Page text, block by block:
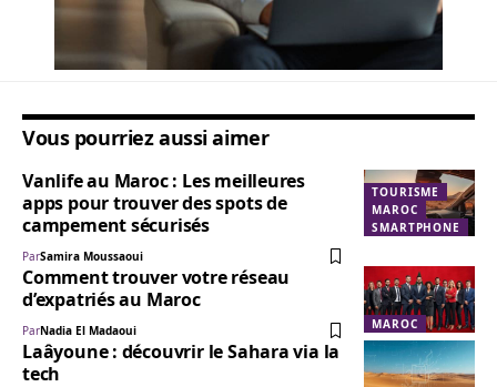
Vous pourriez aussi aimer
TOURISME
MAROC
SMARTPHONE
Vanlife au Maroc : Les meilleures
apps pour trouver des spots de
campement sécurisés
ParSamira Moussaoui
MAROC
Comment trouver votre réseau
d’expatriés au Maroc
ParNadia El Madaoui
Laâyoune : découvrir le Sahara via la
tech